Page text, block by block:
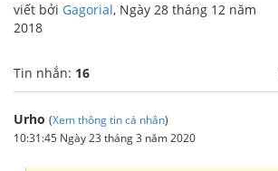
viết bởi Gagorial, Ngày 28 tháng 12 năm
2018
Tin nhắn: 16
Urho (Xem thông tin cá nhân)
10:31:45 Ngày 23 tháng 3 năm 2020